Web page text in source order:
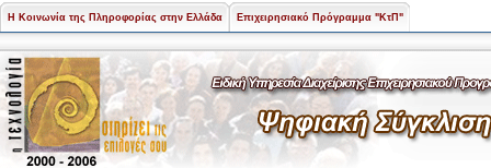
Η Κοινωνία της Πληροφορίας στην Ελλάδα Επιχειρησιακό Πρόγραμμα "ΚτΠ"